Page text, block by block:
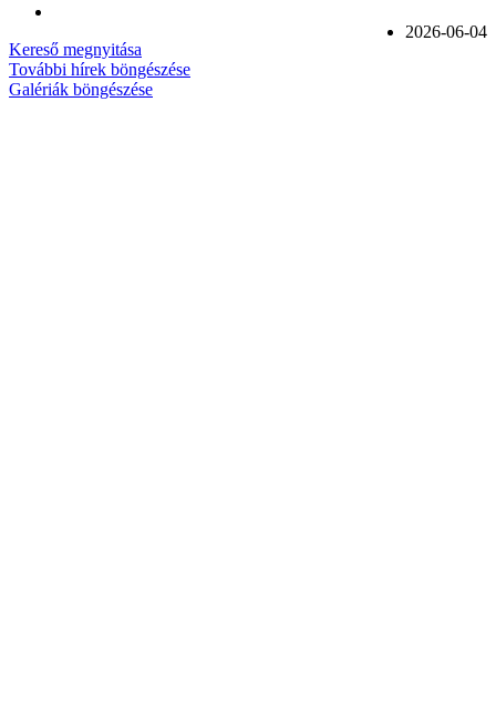
2026-06-04
Kereső megnyitása
További hírek böngészése
Galériák böngészése